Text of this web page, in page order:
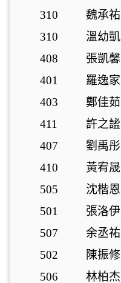
310
魏承祐
310
溫幼凱
408
張凱馨
401
羅逸家
403
鄭佳茹
411
許之謐
407
劉禹彤
410
黃宥晟
505
沈楷恩
501
張洛伊
507
余丞祐
502
陳振修
506
林柏杰